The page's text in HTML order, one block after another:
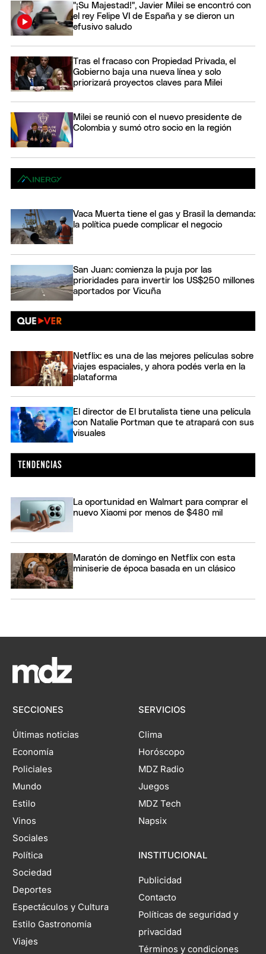
"¡Su Majestad!", Javier Milei se encontró con
el rey Felipe VI de España y se dieron un
efusivo saludo
Tras el fracaso con Propiedad Privada, el
Gobierno baja una nueva línea y solo
priorizará proyectos claves para Milei
Milei se reunió con el nuevo presidente de
Colombia y sumó otro socio en la región
Vaca Muerta tiene el gas y Brasil la demanda:
la política puede complicar el negocio
San Juan: comienza la puja por las
prioridades para invertir los US$250 millones
aportados por Vicuña
Netflix: es una de las mejores películas sobre
viajes espaciales, y ahora podés verla en la
plataforma
El director de El brutalista tiene una película
con Natalie Portman que te atrapará con sus
visuales
La oportunidad en Walmart para comprar el
nuevo Xiaomi por menos de $480 mil
Maratón de domingo en Netflix con esta
miniserie de época basada en un clásico
SECCIONES
Últimas noticias
Economía
Policiales
Mundo
Estilo
Vinos
Sociales
Política
Sociedad
Deportes
Espectáculos y Cultura
Estilo Gastronomía
Viajes
SERVICIOS
Clima
Horóscopo
MDZ Radio
Juegos
MDZ Tech
Napsix
INSTITUCIONAL
Publicidad
Contacto
Políticas de seguridad y
privacidad
Términos y condiciones